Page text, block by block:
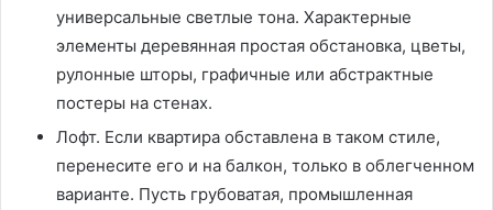
универсальные светлые тона. Характерные
элементы деревянная простая обстановка, цветы,
рулонные шторы, графичные или абстрактные
постеры на стенах.
Лофт. Если квартира обставлена в таком стиле,
перенесите его и на балкон, только в облегченном
варианте. Пусть грубоватая, промышленная